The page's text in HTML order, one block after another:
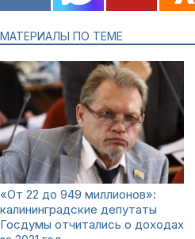
МАТЕРИАЛЫ ПО ТЕМЕ
«От 22 до 949 миллионов»:
калининградские депутаты
Госдумы отчитались о доходах